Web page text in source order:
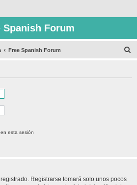
Spanish Forum
Free Spanish Forum
esta sesión
Registrarse tomará solo unos pocos